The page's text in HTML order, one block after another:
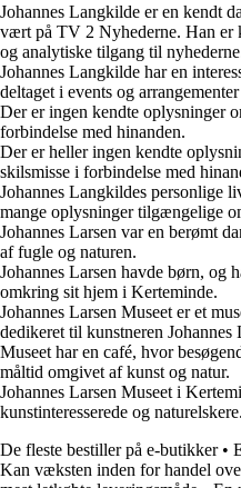
Johannes Langkilde er en kendt
vært på TV 2 Nyhederne. Han er
og analytiske tilgang til
Johannes Langkilde har en
deltaget i events og
Der er ingen kendte oplysninger
forbindelse med hinanden.
Der er heller ingen kendte
skilsmisse i forbindelse med
Johannes Langkildes personlige
mange oplysninger tilgængelige
Johannes Larsen var en berømt
af fugle og naturen.
Johannes Larsen havde børn, og
omkring sit hjem i Kerteminde.
Johannes Larsen Museet er et
dedikeret til kunstneren Johannes
Museet har en café, hvor
måltid omgivet af kunst og natur.
Johannes Larsen Museet i
kunstinteresserede og naturelskere.
De fleste bestiller på e-butikker•
Kan væksten inden for handel